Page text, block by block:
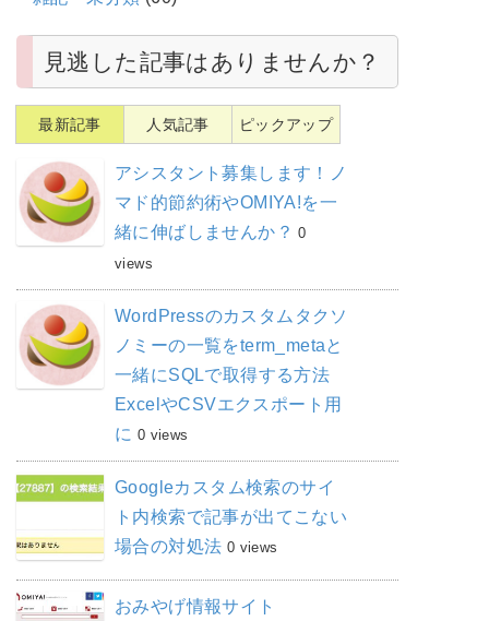
見逃した記事はありませんか？
最新記事 人気記事 ピックアップ
アシスタント募集します！ノ
マド的節約術やOMIYA!を一
緒に伸ばしませんか？ 0
views
WordPressのカスタムタクソ
ノミーの一覧をterm_metaと
一緒にSQLで取得する方法
ExcelやCSVエクスポート用
に 0 views
Googleカスタム検索のサイ
ト内検索で記事が出てこない
場合の対処法 0 views
おみやげ情報サイト